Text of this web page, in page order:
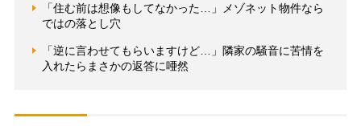
「住む前は想像もしてなかった…」メゾネット物件なら
ではの落とし穴
「逆に言わせてもらいますけど…」隣家の騒音に苦情を
入れたらまさかの返答に唖然